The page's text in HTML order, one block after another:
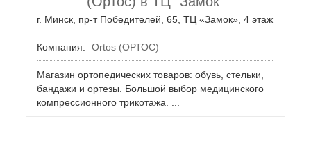
г. Минск, пр-т Победителей, 65, ТЦ «Замок», 4 этаж
Компания: Ortos (ОРТОС)
Магазин ортопедических товаров: обувь, стельки,
бандажи и ортезы. Большой выбор медицинского
компрессионного трикотажа. ...